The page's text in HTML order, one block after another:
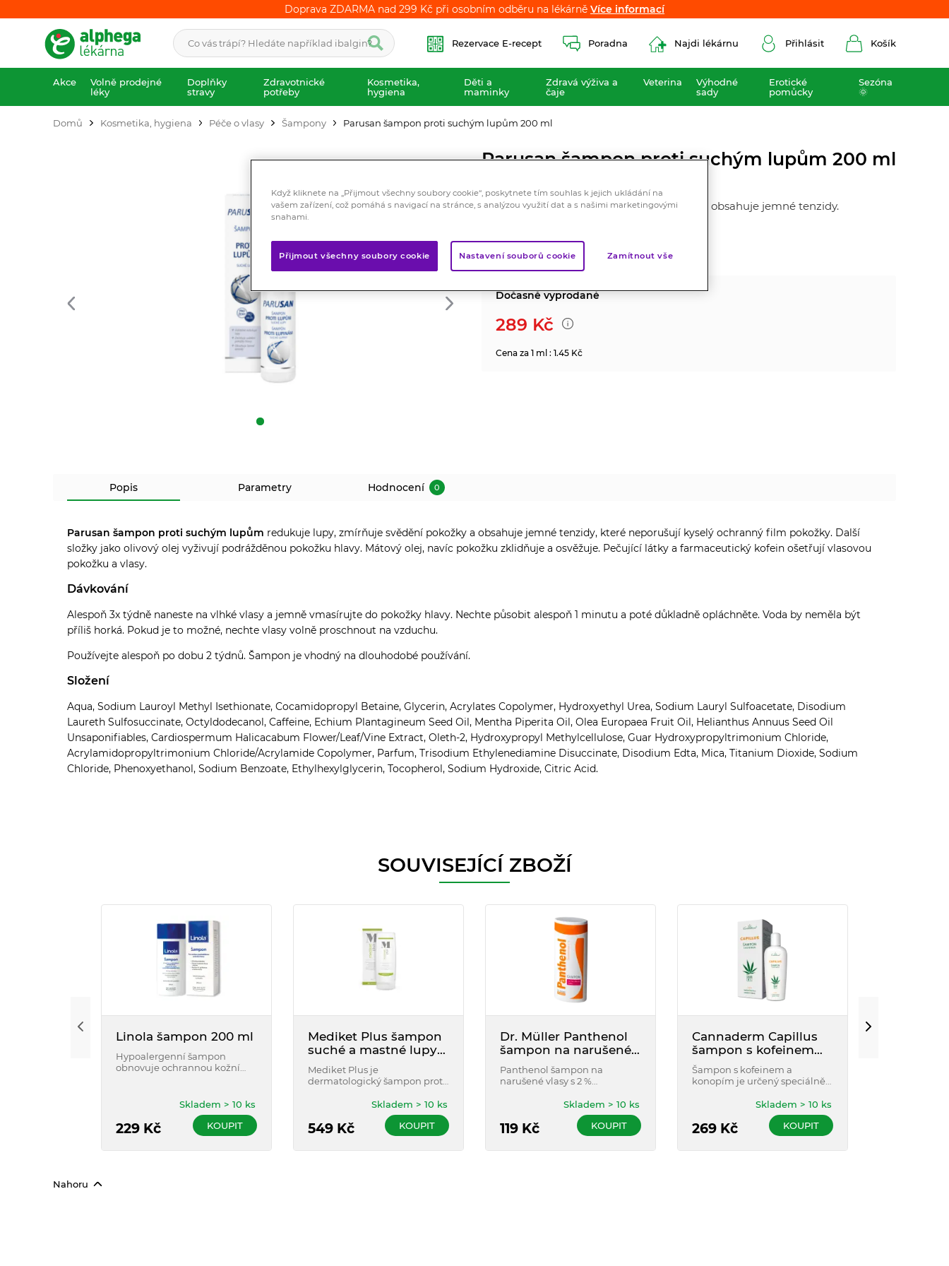
Doprava ZDARMA nad 299 Kč při osobním odběru na lékárně Více informací
Doprava ZDARMA nad 299 Kč při osobním odběru na lékárně Více informací
Rezervace E-recept Poradna Najdi lékárnu Přihlásit Košík
Akce
Volně prodejné
léky
Doplňky
stravy
Zdravotnické
potřeby
Kosmetika,
hygiena
Děti a
maminky
Zdravá výživa a
čaje
Veterina
Výhodné
sady
Erotické
pomůcky
Sezóna
🌞
Domů Kosmetika, hygiena Péče o vlasy Šampony Parusan šampon proti suchým lupům 200 ml
Parusan šampon proti suchým lupům 200 ml
Redukuje lupy, zmírňuje svědění pokožky a obsahuje jemné tenzidy.
Hodnocení
Dočasně vyprodané
289 Kč
Cena za 1 ml : 1.45 Kč
Popis Parametry Hodnocení 0
Parusan šampon proti suchým lupům redukuje lupy, zmírňuje svědění pokožky a obsahuje jemné tenzidy, které neporušují kyselý ochranný film pokožky. Další
složky jako olivový olej vyživují podrážděnou pokožku hlavy. Mátový olej, navíc pokožku zklidňuje a osvěžuje. Pečující látky a farmaceutický kofein ošetřují vlasovou
pokožku a vlasy.
Dávkování
Alespoň 3x týdně naneste na vlhké vlasy a jemně vmasírujte do pokožky hlavy. Nechte působit alespoň 1 minutu a poté důkladně opláchněte. Voda by neměla být
příliš horká. Pokud je to možné, nechte vlasy volně proschnout na vzduchu.
Používejte alespoň po dobu 2 týdnů. Šampon je vhodný na dlouhodobé používání.
Složení
Aqua, Sodium Lauroyl Methyl Isethionate, Cocamidopropyl Betaine, Glycerin, Acrylates Copolymer, Hydroxyethyl Urea, Sodium Lauryl Sulfoacetate, Disodium
Laureth Sulfosuccinate, Octyldodecanol, Caffeine, Echium Plantagineum Seed Oil, Mentha Piperita Oil, Olea Europaea Fruit Oil, Helianthus Annuus Seed Oil
Unsaponifiables, Cardiospermum Halicacabum Flower/Leaf/Vine Extract, Oleth-2, Hydroxypropyl Methylcellulose, Guar Hydroxypropyltrimonium Chloride,
Acrylamidopropyltrimonium Chloride/Acrylamide Copolymer, Parfum, Trisodium Ethylenediamine Disuccinate, Disodium Edta, Mica, Titanium Dioxide, Sodium
Chloride, Phenoxyethanol, Sodium Benzoate, Ethylhexylglycerin, Tocopherol, Sodium Hydroxide, Citric Acid.
SOUVISEJÍCÍ ZBOŽÍ
Linola šampon 200 ml
Hypoalergenní šampon
obnovuje ochrannou kožní
229Kč
Skladem > 10 ks
KOUPIT
Mediket Plus šampon
suché a mastné lupy
200 ml
Mediket Plus je
dermatologický šampon proti
Ovlivňuje mikroflóru kůže
hlavy a pomáhá obnovit
přirozenou rovnováhu.
549Kč
Skladem > 10 ks
KOUPIT
Dr. Müller Panthenol
šampon na narušené
vlasy 250 ml
Panthenol šampon na
narušené vlasy s 2 %
119Kč
Skladem > 10 ks
KOUPIT
Cannaderm Capillus
šampon s kofeinem
150ml
Šampon s kofeinem a
konopím je určený speciálně
ošetřování pokožky hlavy při
problémech s nadměrným
padáním vlasů.
269Kč
Skladem > 10 ks
KOUPIT
Nahoru
Když kliknete na „Přijmout všechny soubory cookie“, poskytnete tím souhlas k jejich ukládání na
vašem zařízení, což pomáhá s navigací na stránce, s analýzou využití dat a s našimi marketingovými
snahami.
Přijmout všechny soubory cookie Nastavení souborů cookie Zamítnout vše